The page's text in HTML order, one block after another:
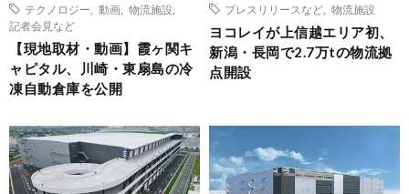
テクノロジー
動画 物流施設
記者会見など
【現地取材・動画】霞ヶ関キ
ャピタル、川崎・東扇島の冷
凍自動倉庫を公開
プレスリリースなど
物流施設
ヨコレイが上信越エリア初、
新潟・長岡で2.7万tの物流拠
点開設